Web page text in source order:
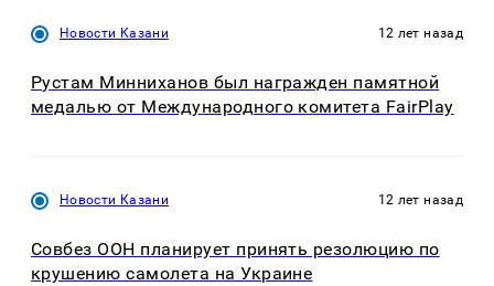
Новости Казани 12 лет назад
Рустам Минниханов был награжден памятной
медалью от Международного комитета FairPlay
Новости Казани 12 лет назад
Совбез ООН планирует принять резолюцию по
крушению самолета на Украине